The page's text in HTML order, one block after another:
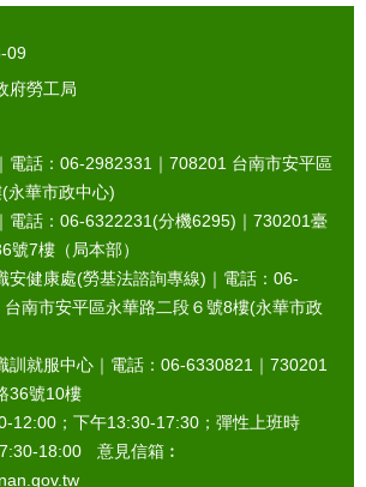
09
府勞工局
電話：06-2982331｜ 708201 台南市安平區
永華市政中心)
電話：06-6322231(分機6295)｜ 730201臺
號7樓（局本部）
安健康處(勞基法諮詢專線)｜電話：06-
台南市安平區永華路二段６號8樓(永華市政
訓就服中心｜電話：06-6330821｜ 730201
36號10樓
12:00；下午13:30-17:30；彈性上班時
18:00 意見信箱︰